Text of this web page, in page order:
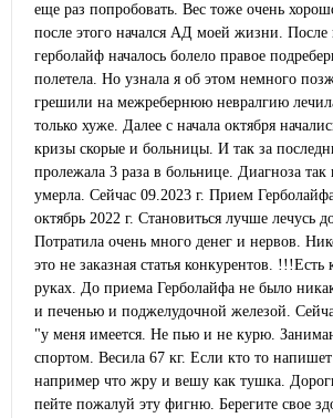
еще раз попробовать. Вес тоже очень
после этого начался АД моей жизни. После
герболайф началось болело правое
полетела. Но узнала я об этом немного
грешили на межребернюю невралгию
только хуже. Далее с начала октября
кризы скорые и больницы. И так за
пролежала 3 раза в больнице. Диагноза
умерла. Сейчас 09.2023 г. Прием
октябрь 2022 г. Становиться лучше лечусь
Потратила очень много денег и нервов.
это не заказная статья конкурентов. !!!Есть
руках. До приема Герболайфа не было
и печенью и поджелудочной железой.
"у меня имеется. Не пью и не курю.
спортом. Весила 67 кг. Если кто то
например что жру и вешу как тушка.
пейте пожалуй эту фигню. Берегите свое